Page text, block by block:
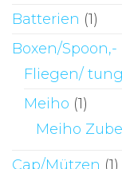
Batterien (1)
Boxen/
Fliegen/
Meiho (1)
Meiho
Cap/Mützen (1)